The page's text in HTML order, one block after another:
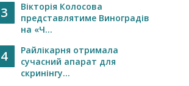
3
Вікторія Колосова
представлятиме Виноградів
на «Ч...
4
Райлікарня отримала
сучасний апарат для
скринінгу...